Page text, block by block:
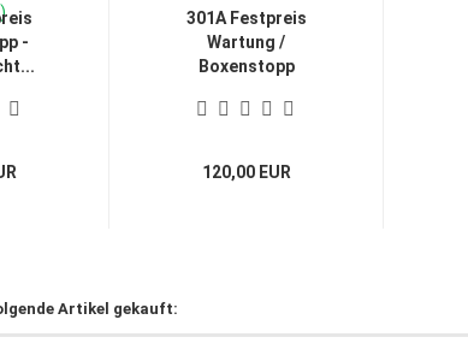
-
301A Festpreis
Wartung /
Boxenstopp
120,00 EUR
Artikel gekauft: